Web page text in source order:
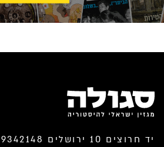
יד חרוצים 10 ירושלים 9342148